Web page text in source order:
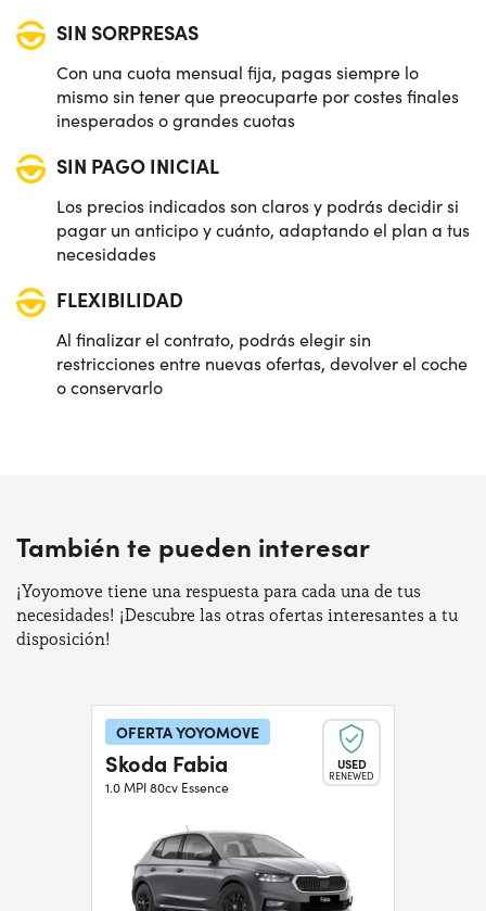
SIN SORPRESAS
Con una cuota mensual fija, pagas siempre lo
mismo sin tener que preocuparte por costes finales
inesperados o grandes cuotas
SIN PAGO INICIAL
Los precios indicados son claros y podrás decidir si
pagar un anticipo y cuánto, adaptando el plan a tus
necesidades
FLEXIBILIDAD
Al finalizar el contrato, podrás elegir sin
restricciones entre nuevas ofertas, devolver el coche
o conservarlo
También te pueden interesar
¡Yoyomove tiene una respuesta para cada una de tus
necesidades! ¡Descubre las otras ofertas interesantes a tu
disposición!
OFERTA YOYOMOVE
USED
RENEWED
Skoda Fabia
1.0 MPI 80cv Essence